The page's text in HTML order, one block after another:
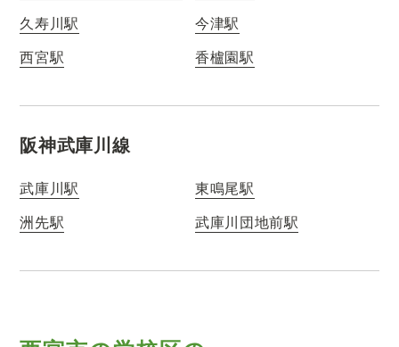
久寿川駅
今津駅
西宮駅
香櫨園駅
阪神武庫川線
武庫川駅
東鳴尾駅
洲先駅
武庫川団地前駅